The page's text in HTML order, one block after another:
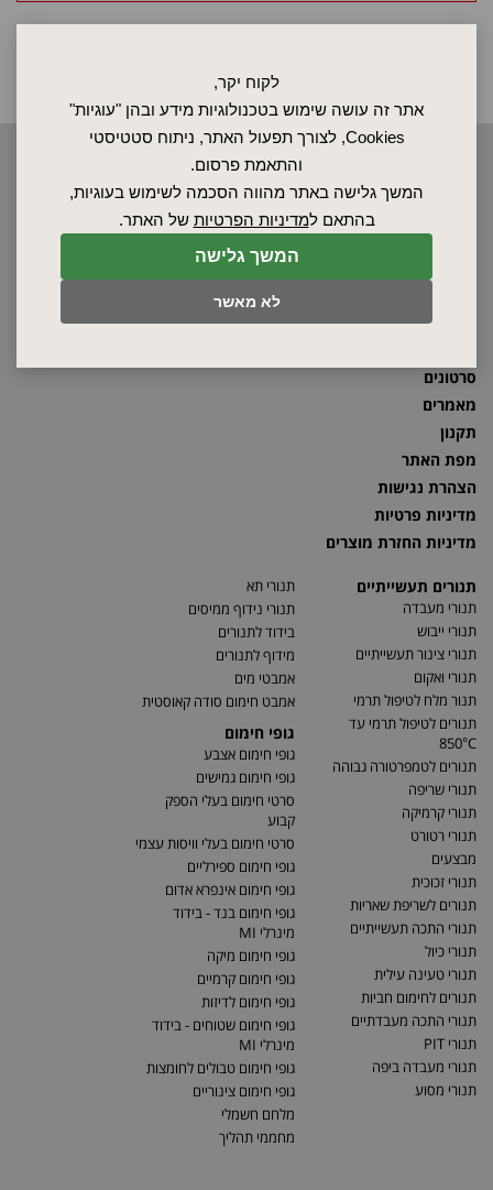
המשך גלישה
לא מאשר
לקוח יקר,
אתר זה עושה שימוש בטכנולוגיות מידע ובהן "עוגיות"
Cookies, לצורך תפעול האתר, ניתוח סטטיסטי
והתאמת פרסום.
המשך גלישה באתר מהווה הסכמה לשימוש בעוגיות,
בהתאם למדיניות הפרטיות של האתר.
2026 © כל הזכויות שמורות לאלקטרוטרם שיווק בע"מ, אין להעתיק, לשכפל
טקסטים, תמונות וכל חומר אחר באתר זה ללא אישור בעלי החברה.
סרטונים
מאמרים
תקנון
מפת האתר
הצהרת נגישות
מדיניות פרטיות
מדיניות החזרת מוצרים
תנורים תעשייתיים
תנורי מעבדה
תנורי ייבוש
תנורי צינור תעשייתיים
תנורי ואקום
תנור מלח לטיפול תרמי
תנורים לטיפול תרמי עד
850°C
תנורים לטמפרטורה גבוהה
תנורי שריפה
תנורי קרמיקה
תנורי רטורט
מבצעים
תנורי זכוכית
תנורים לשריפת שאריות
תנורי התכה תעשייתיים
תנורי כיול
תנורי טעינה עילית
תנורים לחימום חביות
תנורי התכה מעבדתיים
תנורי PIT
תנורי מעבדה ביפה
תנורי מסוע
תנורי תא
תנורי נידוף ממיסים
בידוד לתנורים
מידוף לתנורים
אמבטי מים
אמבט חימום סודה קאוסטית
גופי חימום
גופי חימום אצבע
גופי חימום גמישים
סרטי חימום בעלי הספק
קבוע
סרטי חימום בעלי וויסות עצמי
גופי חימום ספירליים
גופי חימום אינפרא אדום
גופי חימום בנד - בידוד
מינרלי MI
גופי חימום מיקה
גופי חימום קרמיים
גופי חימום לדיזות
גופי חימום שטוחים - בידוד
מינרלי MI
גופי חימום טבולים לחומצות
גופי חימום צינוריים
מלחם חשמלי
מחממי תהליך